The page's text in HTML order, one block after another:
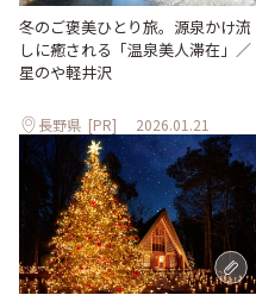
冬のご褒美ひとり旅。源泉かけ流
しに癒される「温泉美人滞在」／
星のや軽井沢
長野県 [PR] 2026.01.21